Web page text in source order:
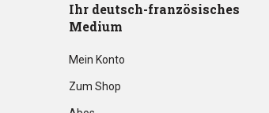
Ihr deutsch-französisches
Medium
Mein Konto
Zum Shop